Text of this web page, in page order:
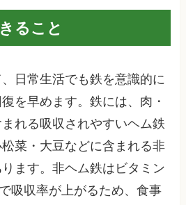
ること
日常生活でも鉄を意識的に
を早めます。鉄には、肉・
れる吸収されやすいヘム鉄
菜・大豆などに含まれる非
ます。非ヘム鉄はビタミン
吸収率が上がるため、食事